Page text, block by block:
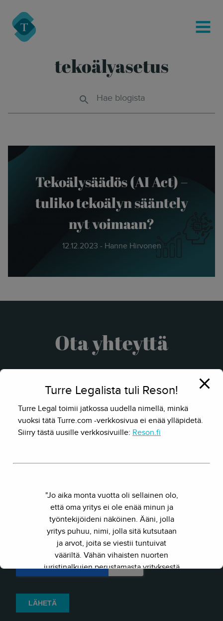
Turre Legal
MENU
tekoälyasetus
Hae blogista
Tekoälysäädös (AI Act) –
tuliko tekoälyn sääntely
nyt voimaan?
12.12.2023 - Hanne Hirvonen
Ota yhteyttä
Turre Legalista tuli Reson!
Turre Legal toimii jatkossa uudella nimellä, minkä
vuoksi tätä Turre.com -verkkosivua ei enää ylläpidetä.
Siirry tästä uusille verkkosivuille: Reson.fi
"Jo aika monta vuotta oli sellainen olo,
että oma yritys ei ole enää minun ja
työntekijöideni näköinen. Ääni, jolla
yritys puhuu, nimi, jolla sitä kutsutaan
ja arvot, joita se viestii tuntuivat
vääriltä. Vähän vihaisten nuorten
juristinalkujen perustamasta yrityksestä
on kasvanut kokenut ja
Siksi julkaisimme uuden nimen ja
verkkosivun. Out with the old - in with